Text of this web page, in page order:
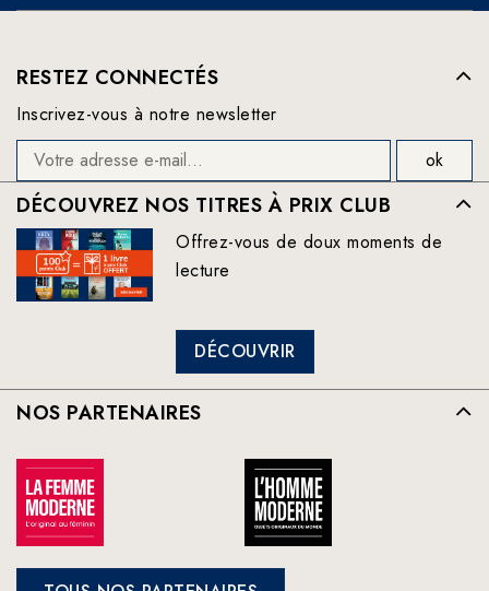
RESTEZ CONNECTÉS
Inscrivez-vous à notre newsletter
DÉCOUVREZ NOS TITRES À PRIX CLUB
Offrez-vous de doux moments de
lecture
DÉCOUVRIR
NOS PARTENAIRES